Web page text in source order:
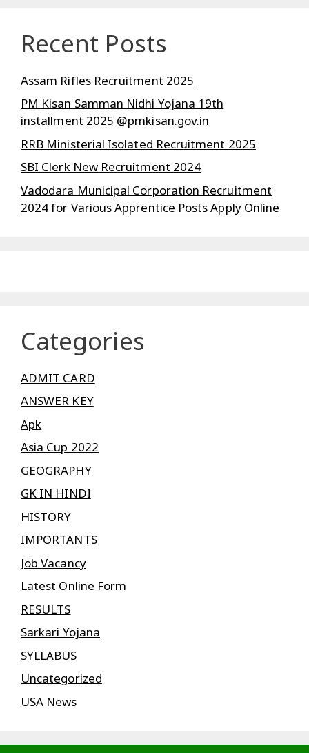
Recent Posts
Assam Rifles Recruitment 2025
PM Kisan Samman Nidhi Yojana 19th
installment 2025 @pmkisan.gov.in
RRB Ministerial Isolated Recruitment 2025
SBI Clerk New Recruitment 2024
Vadodara Municipal Corporation Recruitment
2024 for Various Apprentice Posts Apply Online
Categories
ADMIT CARD
ANSWER KEY
Apk
Asia Cup 2022
GEOGRAPHY
GK IN HINDI
HISTORY
IMPORTANTS
Job Vacancy
Latest Online Form
RESULTS
Sarkari Yojana
SYLLABUS
Uncategorized
USA News